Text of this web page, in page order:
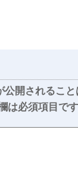
開されること
は必須項目です